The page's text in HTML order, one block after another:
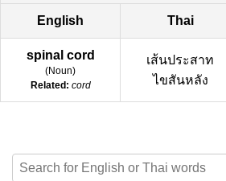
English Thai
spinal cord
(Noun)
Related: cord
เส้นประสาท
ไขสันหลัง